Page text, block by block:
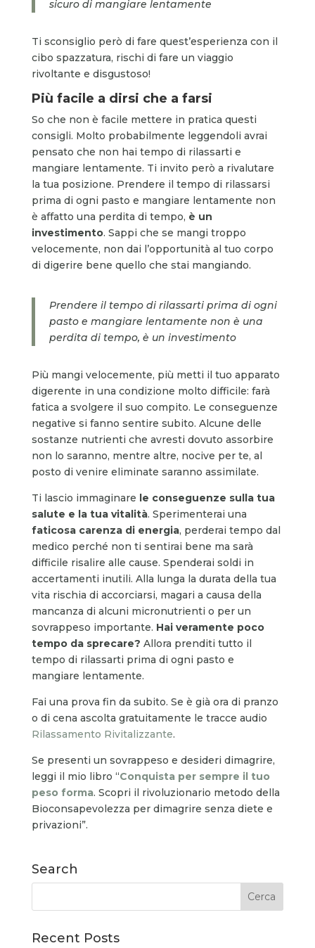
sicuro di mangiare lentamente
Ti sconsiglio però di fare quest’esperienza con il
cibo spazzatura, rischi di fare un viaggio
rivoltante e disgustoso!
Più facile a dirsi che a farsi
So che non è facile mettere in pratica questi
consigli. Molto probabilmente leggendoli avrai
pensato che non hai tempo di rilassarti e
mangiare lentamente. Ti invito però a rivalutare
la tua posizione. Prendere il tempo di rilassarsi
prima di ogni pasto e mangiare lentamente non
è affatto una perdita di tempo, è un
investimento. Sappi che se mangi troppo
velocemente, non dai l’opportunità al tuo corpo
di digerire bene quello che stai mangiando.
Prendere il tempo di rilassarti prima di ogni
pasto e mangiare lentamente non è una
perdita di tempo, è un investimento
Più mangi velocemente, più metti il tuo apparato
digerente in una condizione molto difficile: farà
fatica a svolgere il suo compito. Le conseguenze
negative si fanno sentire subito. Alcune delle
sostanze nutrienti che avresti dovuto assorbire
non lo saranno, mentre altre, nocive per te, al
posto di venire eliminate saranno assimilate.
Ti lascio immaginare le conseguenze sulla tua
salute e la tua vitalità. Sperimenterai una
faticosa carenza di energia, perderai tempo dal
medico perché non ti sentirai bene ma sarà
difficile risalire alle cause. Spenderai soldi in
accertamenti inutili. Alla lunga la durata della tua
vita rischia di accorciarsi, magari a causa della
mancanza di alcuni micronutrienti o per un
sovrappeso importante. Hai veramente poco
tempo da sprecare? Allora prenditi tutto il
tempo di rilassarti prima di ogni pasto e
mangiare lentamente.
Fai una prova fin da subito. Se è già ora di pranzo
o di cena ascolta gratuitamente le tracce audio
Rilassamento Rivitalizzante.
Se presenti un sovrappeso e desideri dimagrire,
leggi il mio libro “Conquista per sempre il tuo
peso forma. Scopri il rivoluzionario metodo della
Bioconsapevolezza per dimagrire senza diete e
privazioni”.
Search
Recent Posts